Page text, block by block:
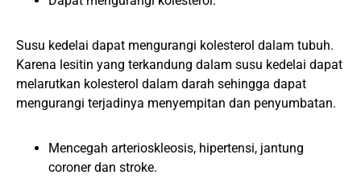
Susu kedelai dapat mengurangi kolesterol dalam tubuh.
Karena lesitin yang terkandung dalam susu kedelai dapat
melarutkan kolesterol dalam darah sehingga dapat
mengurangi terjadinya menyempitan dan penyumbatan.
Mencegah arterioskleosis, hipertensi, jantung
coroner dan stroke.